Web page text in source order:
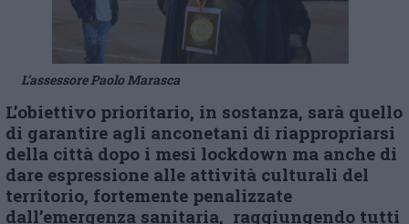
L’assessore Paolo Marasca
L’obiettivo prioritario, in sostanza, sarà quello
di garantire agli anconetani di riappropriarsi
della città dopo i mesi lockdown ma anche di
dare espressione alle attività culturali del
territorio, fortemente penalizzate
dall’emergenza sanitaria, raggiungendo tutti